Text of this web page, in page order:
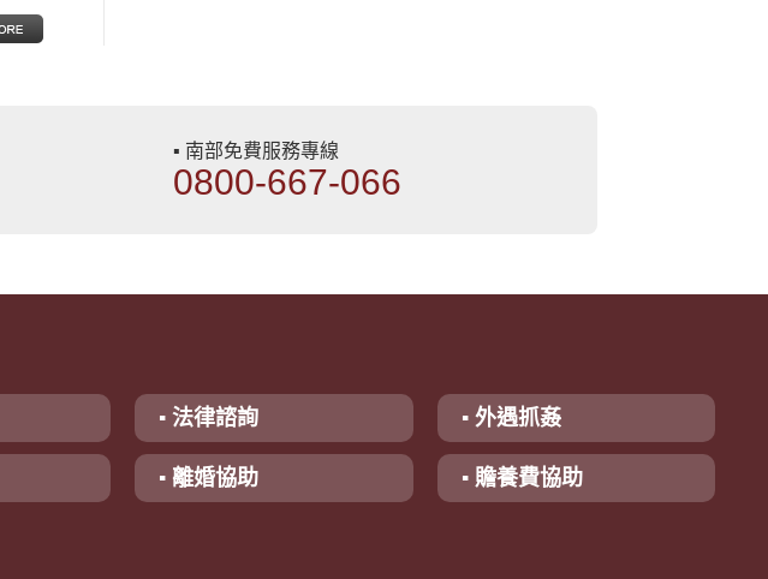
▪ 南部免費服務專線
0800-667-066
▪ 法律諮詢 ▪ 外遇抓姦
▪ 離婚協助 ▪ 贍養費協助